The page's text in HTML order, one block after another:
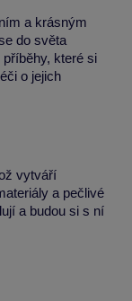
a krásným
do světa
které si
o jejich
vytváří
a pečlivé
a budou si s ní